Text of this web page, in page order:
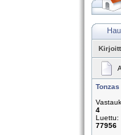
Tonzas
4
Luettu:
77956